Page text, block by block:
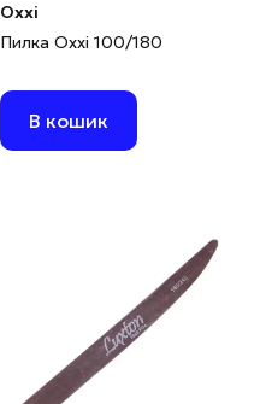
Oxxi
Пилка Oxxi 100/180
В кошик